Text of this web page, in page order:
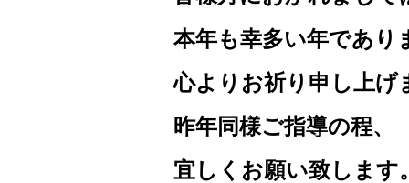
本年も幸多い年であり
心よりお祈り申し上げ
昨年同様ご指導の程、
宜しくお願い致します